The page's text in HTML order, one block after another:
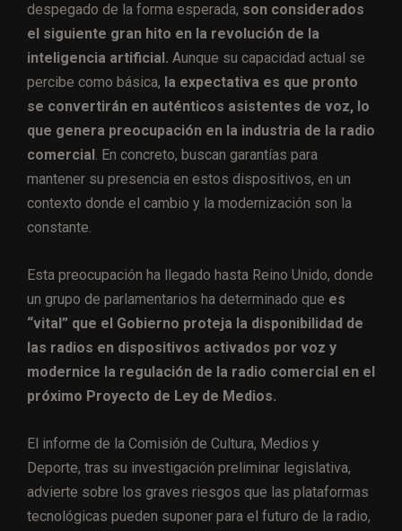
despegado de la forma esperada, son considerados
el siguiente gran hito en la revolución de la
inteligencia artificial. Aunque su capacidad actual se
percibe como básica, la expectativa es que pronto
se convertirán en auténticos asistentes de voz, lo
que genera preocupación en la industria de la radio
comercial . En concreto, buscan garantías para
mantener su presencia en estos dispositivos, en un
contexto donde el cambio y la modernización son la
constante.
Esta preocupación ha llegado hasta Reino Unido, donde
un grupo de parlamentarios ha determinado que es
“vital” que el Gobierno proteja la disponibilidad de
las radios en dispositivos activados por voz y
modernice la regulación de la radio comercial en el
próximo Proyecto de Ley de Medios.
El informe de la Comisión de Cultura, Medios y
Deporte, tras su investigación preliminar legislativa,
advierte sobre los graves riesgos que las plataformas
tecnológicas pueden suponer para el futuro de la radio,